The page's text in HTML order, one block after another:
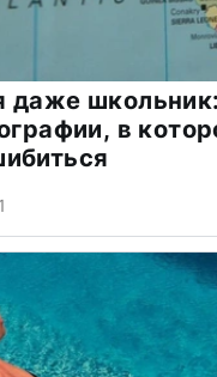
даже
в